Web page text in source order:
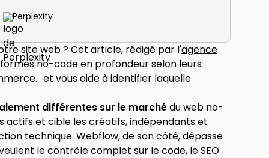
Perplexity
site web ? Cet article, rédigé par l'agence
no-code en profondeur selon leurs
et vous aide à identifier laquelle
différentes sur le marchédu web no-
actifs et cible les créatifs, indépendants et
technique. Webflow, de son côté, dépasse
le contrôle complet sur le code, le SEO